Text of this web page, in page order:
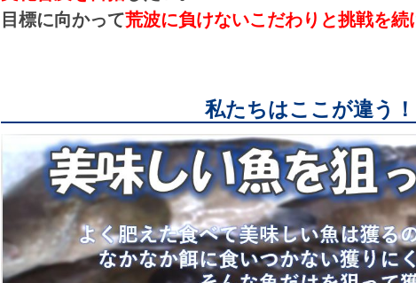
目標に向かって荒波に負けないこだわりと挑戦を続
私たちはここが違う！